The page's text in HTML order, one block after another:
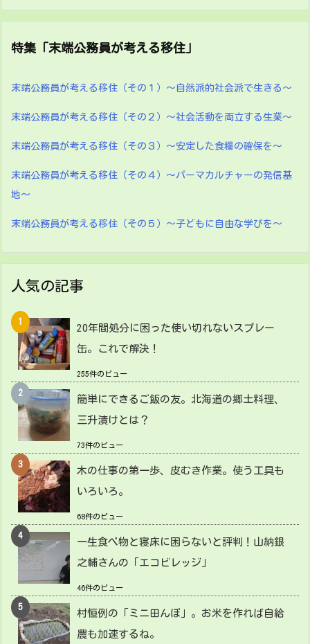
特集「末端公務員が考える移住」
末端公務員が考える移住（その１）～自然派的社会派で生きる～
末端公務員が考える移住（その２）～社会活動を両立する生業～
末端公務員が考える移住（その３）～安定した食糧の確保を～
末端公務員が考える移住（その４）～パーマカルチャーの発信基
地～
末端公務員が考える移住（その５）～子どもに自由な学びを～
人気の記事
20年間処分に困った使い切れないスプレー
缶。これで解決！
255件のビュー
簡単にできるご飯の友。北海道の郷土料理、
三升漬けとは？
73件のビュー
木の仕事の第一歩、皮むき作業。使う工具も
いろいろ。
68件のビュー
一生食べ物と寝床に困らないと評判！山納銀
之輔さんの「エコビレッジ」
46件のビュー
村恒例の「ミニ田んぼ」。お米を作れば自給
農も加速するね。